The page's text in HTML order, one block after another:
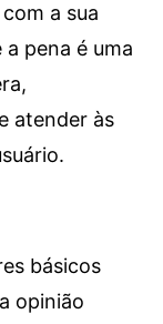
a sua
pena é uma
atender às
básicos
opinião